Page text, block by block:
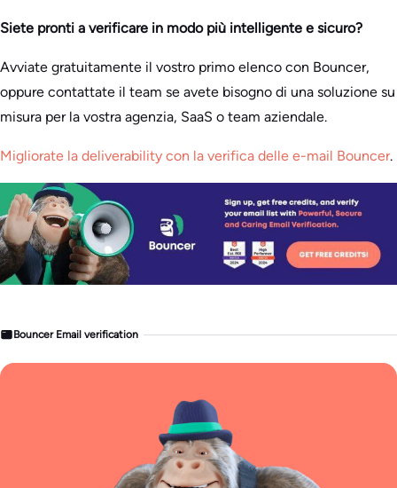
Siete pronti a verificare in modo più intelligente e sicuro?
Avviate gratuitamente il vostro primo elenco con Bouncer,
oppure contattate il team se avete bisogno di una soluzione su
misura per la vostra agenzia, SaaS o team aziendale.
Migliorate la deliverability con la verifica delle e-mail Bouncer.
Bouncer Email verification